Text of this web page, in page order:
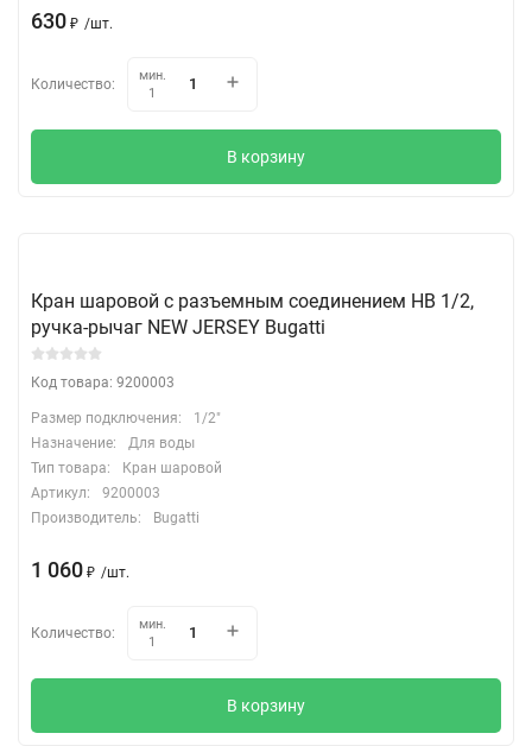
630 ₽ /шт.
Количество:
мин.
1
В корзину
Кран шаровой с разъемным соединением НВ 1/2,
ручка-рычаг NEW JERSEY Bugatti
Код товара: 9200003
Размер подключения:
1/2"
Назначение:
Для воды
Тип товара:
Кран шаровой
Артикул:
9200003
Производитель:
Bugatti
1 060 ₽ /шт.
Количество:
мин.
1
В корзину